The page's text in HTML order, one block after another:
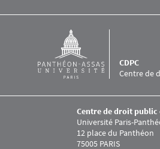
Centre de
CDPC
Centre de droit public
Université Paris-
12 place du Panthéon
75005 PARIS